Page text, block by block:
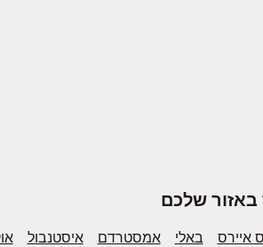
איסטנבול אמסטרדם באלי איירס